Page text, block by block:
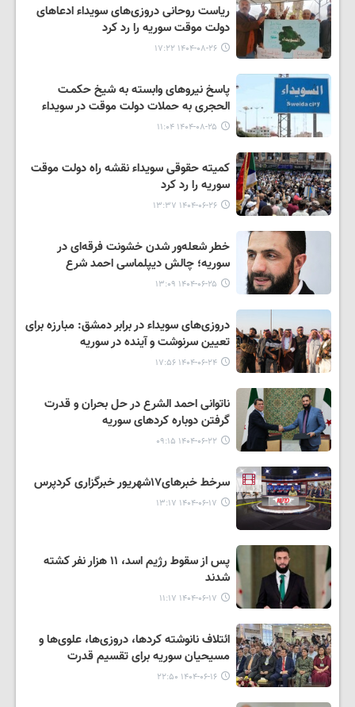
ریاست روحانی دروزی‌های سویداء ادعاهای
دولت موقت سوریه را رد کرد
۱۴۰۴-۰۸-۲۶ ۱۷:۲۲
پاسخ نیروهای وابسته به شیخ حکمـت
الحجری به حملات دولت موقت در سویداء
۱۴۰۴-۰۸-۲۵ ۱۱:۰۴
کمیته حقوقی سویداء نقشه راه دولت موقت
سوریه را رد کرد
۱۴۰۴-۰۶-۲۶ ۱۳:۳۷
خطر شعله‌ور شدن خشونت فرقه‌ای در
سوریه؛ چالش دیپلماسی احمد شرع
۱۴۰۴-۰۶-۲۵ ۱۳:۰۹
دروزی‌های سویداء در برابر دمشق: مبارزه برای
تعیین سرنوشت و آینده در سوریه
۱۴۰۴-۰۶-۲۴ ۱۷:۵۶
ناتوانی احمد الشرع در حل بحران و قدرت
گرفتن دوباره کردهای سوریه
۱۴۰۴-۰۶-۲۲ ۰۹:۱۵
سرخط خبرهای۱۷شهریور خبرگزاری کردپرس
۱۴۰۴-۰۶-۱۷ ۱۳:۱۷
پس از سقوط رژیم اسد، ۱۱ هزار نفر کشته
شدند
۱۴۰۴-۰۶-۱۷ ۱۱:۱۷
ائتلاف نانوشته کردها، دروزی‌ها، علوی‌ها و
مسیحیان سوریه برای تقسیم قدرت
۱۴۰۴-۰۶-۱۶ ۲۲:۵۰